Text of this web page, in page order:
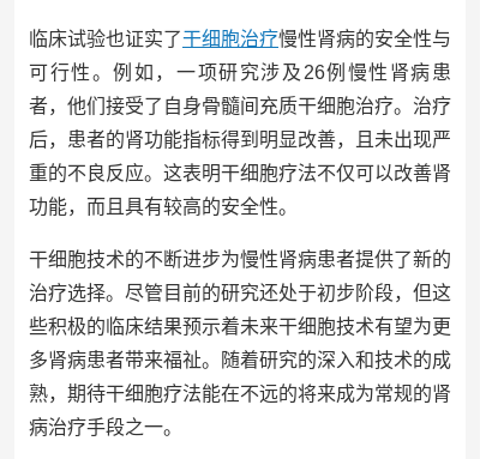
临床试验也证实了干细胞治疗慢性肾病的安全性与
可行性。例如，一项研究涉及26例慢性肾病患
者，他们接受了自身骨髓间充质干细胞治疗。治疗
后，患者的肾功能指标得到明显改善，且未出现严
重的不良反应。这表明干细胞疗法不仅可以改善肾
功能，而且具有较高的安全性。
干细胞技术的不断进步为慢性肾病患者提供了新的
治疗选择。尽管目前的研究还处于初步阶段，但这
些积极的临床结果预示着未来干细胞技术有望为更
多肾病患者带来福祉。随着研究的深入和技术的成
熟，期待干细胞疗法能在不远的将来成为常规的肾
病治疗手段之一。